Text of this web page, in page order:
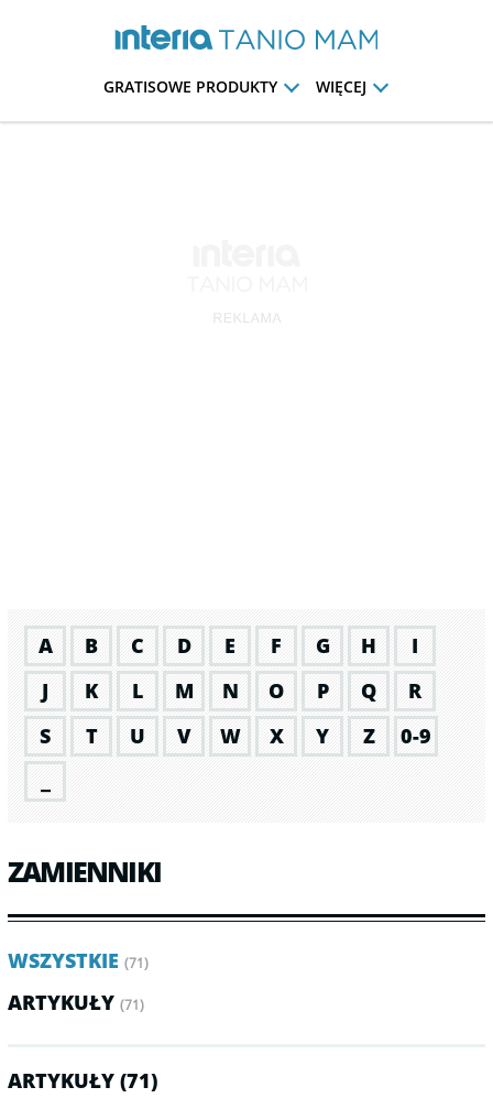
GRATISOWE PRODUKTY WIĘCEJ
A B C D E F G H
I
J
K L M N O P Q
R
S
T U V W X Y Z
0-9
ZAMIENNIKI
WSZYSTKIE (71)
ARTYKUŁY (71)
ARTYKUŁY (71)